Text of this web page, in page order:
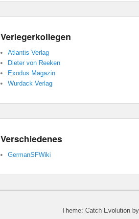
Verlegerkollegen
Atlantis Verlag
Dieter von Reeken
Exodus Magazin
Wurdack Verlag
Verschiedenes
GermanSFWiki
Theme: Catch Evolution by